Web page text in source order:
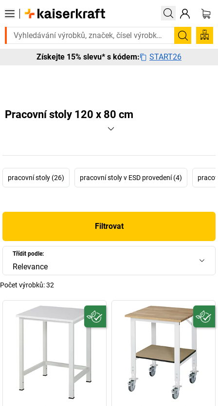
urgentně? Vybrané bestsellery doručíme do 72 hodin. Prohlédněte
Hledání
Získejte 15% slevu* s kódem: START26
Pracovní stoly 120 x 80 cm
pracovní stoly (26) pracovní stoly v ESD provedení (4)
Filtrovat
Třídit podle:
Relevance
Počet výrobků:32